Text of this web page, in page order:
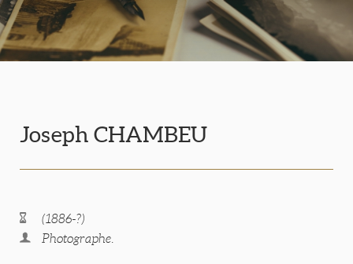
Joseph CHAMBEU
(1886-?)
Photographe.